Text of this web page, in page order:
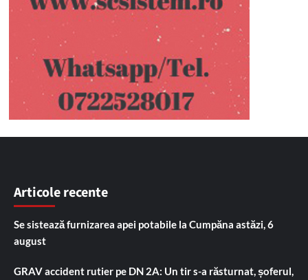
Articole recente
Se sistează furnizarea apei potabile la Cumpăna astăzi, 6
august
GRAV accident rutier pe DN 2A: Un tir s-a răsturnat, șoferul,